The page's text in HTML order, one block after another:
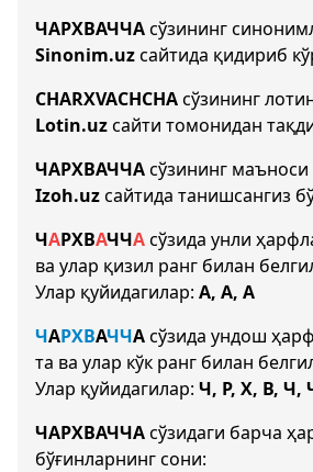
ЧАРХВАЧЧАсўзининг
Sinonim.uzсайтида қидириб
CHARXVACHCHAсўзининг
Lotin.uzсайти томонидан
ЧАРХВАЧЧАсўзининг
Izoh.uzсайтида танишсангиз
ЧАРХВАЧЧАсўзида унли
ва улар қизил ранг билан
Улар қуйидагилар: А, А, А
ЧАРХВАЧЧАсўзида ундош
та ва улар кўк ранг билан
Улар қуйидагилар: Ч, Р, Х, В, Ч,
ЧАРХВАЧЧАсўзидаги барча
бўғинларнинг сони: